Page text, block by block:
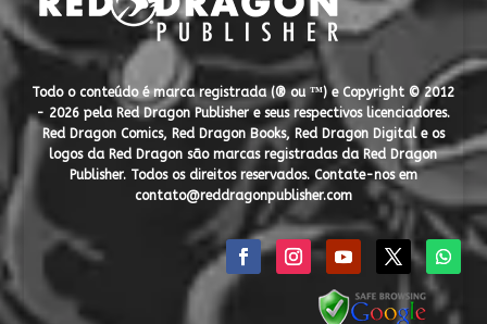
Todo o conteúdo é marca registrada (® ou ™) e Copyright © 2012
- 2026 pela Red Dragon Publisher e seus respectivos licenciadores.
Red Dragon Comics, Red Dragon Books, Red Dragon Digital e os
logos da Red Dragon são marcas registradas da Red Dragon
Publisher. Todos os direitos reservados. Contate-nos em
contato@reddragonpublisher.com